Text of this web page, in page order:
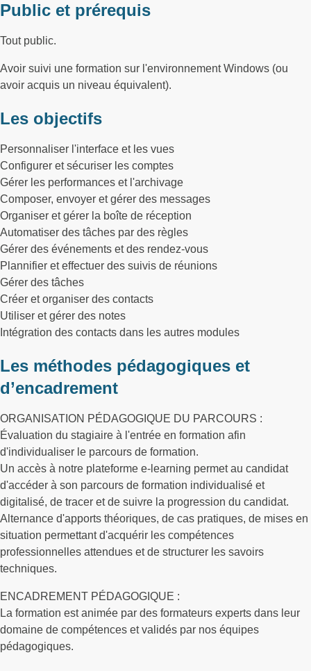
Public et prérequis
Tout public.
Avoir suivi une formation sur l'environnement Windows (ou
avoir acquis un niveau équivalent).
Les objectifs
Personnaliser l'interface et les vues
Configurer et sécuriser les comptes
Gérer les performances et l'archivage
Composer, envoyer et gérer des messages
Organiser et gérer la boîte de réception
Automatiser des tâches par des règles
Gérer des événements et des rendez-vous
Plannifier et effectuer des suivis de réunions
Gérer des tâches
Créer et organiser des contacts
Utiliser et gérer des notes
Intégration des contacts dans les autres modules
Les méthodes pédagogiques et
d’encadrement
ORGANISATION PÉDAGOGIQUE DU PARCOURS :
Évaluation du stagiaire à l'entrée en formation afin
d'individualiser le parcours de formation.
Un accès à notre plateforme e-learning permet au candidat
d'accéder à son parcours de formation individualisé et
digitalisé, de tracer et de suivre la progression du candidat.
Alternance d'apports théoriques, de cas pratiques, de mises en
situation permettant d'acquérir les compétences
professionnelles attendues et de structurer les savoirs
techniques.
ENCADREMENT PÉDAGOGIQUE :
La formation est animée par des formateurs experts dans leur
domaine de compétences et validés par nos équipes
pédagogiques.